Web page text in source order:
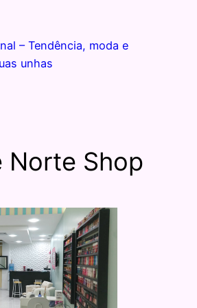
– Tendência, moda e
unhas
Norte Shop